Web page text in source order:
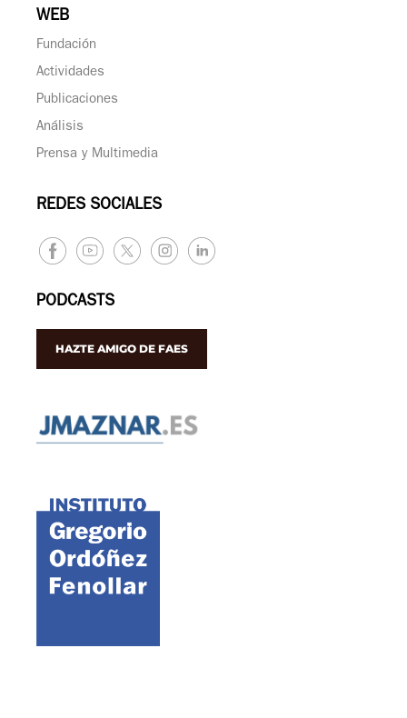
WEB
Fundación
Actividades
Publicaciones
Análisis
Prensa y Multimedia
REDES SOCIALES
PODCASTS
HAZTE AMIGO DE FAES